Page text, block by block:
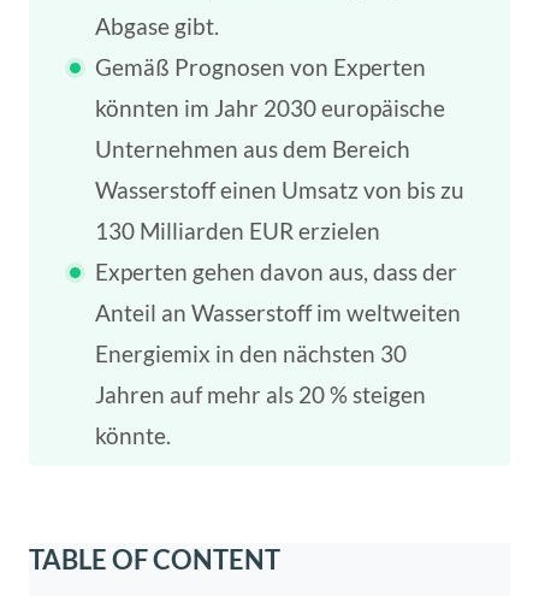
Abgase gibt.
Gemäß Prognosen von Experten
könnten im Jahr 2030 europäische
Unternehmen aus dem Bereich
Wasserstoff einen Umsatz von bis zu
130 Milliarden EUR erzielen
Experten gehen davon aus, dass der
Anteil an Wasserstoff im weltweiten
Energiemix in den nächsten 30
Jahren auf mehr als 20 % steigen
könnte.
TABLE OF CONTENT